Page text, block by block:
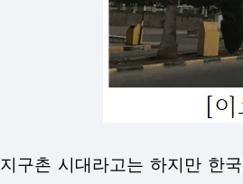
지구촌 시대라고는 하지만 한